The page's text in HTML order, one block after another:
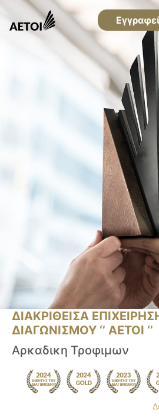
ΔΙΑΚΡΙΘΕΙΣΑ
ΔΙΑΓΩΝΙΣΜΟΥ ‘’ ΑΕΤΟΙ ‘’
Αρκαδικη Τροφιμων